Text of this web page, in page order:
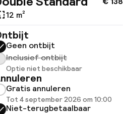
wifi
12 m²
Geen ontbijt
Inclusief ontbijt
Optie niet beschikbaar
Gratis annuleren
Tot 4 september 2026 om 10:00
Niet-terugbetaalbaar